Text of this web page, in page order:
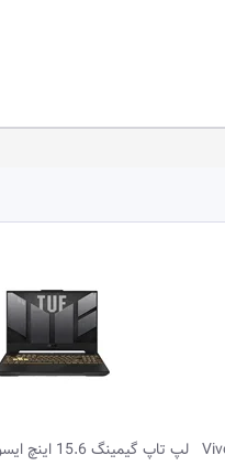
لپ تاپ گیمینگ 15.6 اینچ ایسوس مدل TUF